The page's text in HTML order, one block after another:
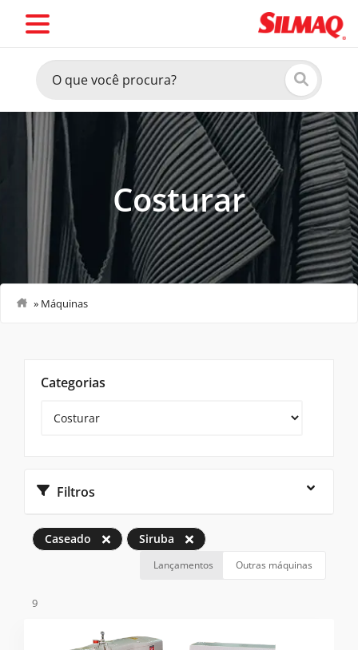
Costurar
» Máquinas
Categorias
Filtros
Caseado Siruba
Lançamentos Outras máquinas
9